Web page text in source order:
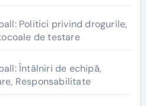
Politici privind drogurile,
de testare
Întâlniri de echipă,
Responsabilitate